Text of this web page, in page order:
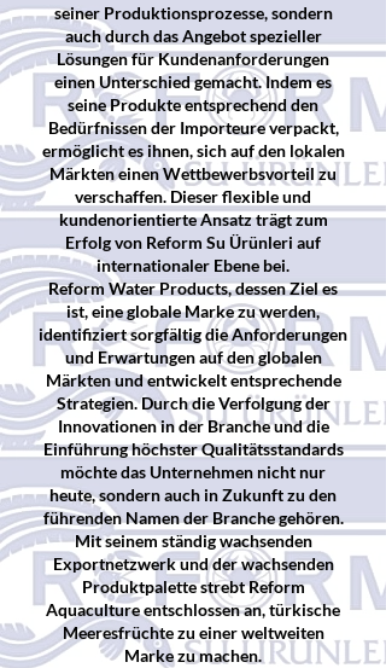
seiner Produktionsprozesse, sondern
auch durch das Angebot spezieller
Lösungen für Kundenanforderungen
einen Unterschied gemacht. Indem es
seine Produkte entsprechend den
Bedürfnissen der Importeure verpackt,
ermöglicht es ihnen, sich auf den lokalen
Märkten einen Wettbewerbsvorteil zu
verschaffen. Dieser flexible und
kundenorientierte Ansatz trägt zum
Erfolg von Reform Su Ürünleri auf
internationaler Ebene bei.
Reform Water Products, dessen Ziel es
ist, eine globale Marke zu werden,
identifiziert sorgfältig die Anforderungen
und Erwartungen auf den globalen
Märkten und entwickelt entsprechende
Strategien. Durch die Verfolgung der
Innovationen in der Branche und die
Einführung höchster Qualitätsstandards
möchte das Unternehmen nicht nur
heute, sondern auch in Zukunft zu den
führenden Namen der Branche gehören.
Mit seinem ständig wachsenden
Exportnetzwerk und der wachsenden
Produktpalette strebt Reform
Aquaculture entschlossen an, türkische
Meeresfrüchte zu einer weltweiten
Marke zu machen.